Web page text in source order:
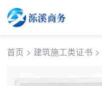
首页 > 建筑施工类证书 >